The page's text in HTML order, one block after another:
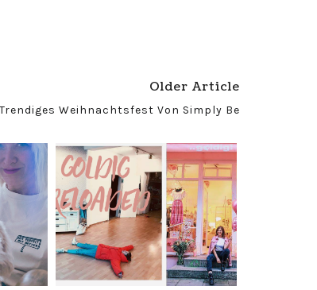
Older Article
Weihnachtsfest Von Simply Be